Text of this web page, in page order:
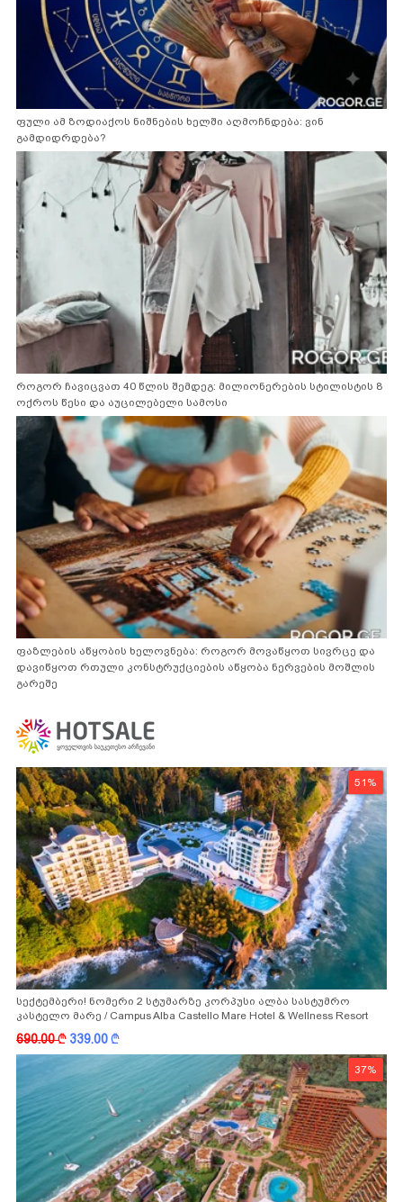
ფული ამ ზოდიაქოს ნიშნების ხელში აღმოჩნდება: ვინ
გამდიდრდება?
როგორ ჩავიცვათ 40 წლის შემდეგ: მილიონერების სტილისტის 8
ოქროს წესი და აუცილებელი სამოსი
ფაზლების აწყობის ხელოვნება: როგორ მოვაწყოთ სივრცე და
დავიწყოთ რთული კონსტრუქციების აწყობა ნერვების მოშლის
გარეშე
51%
სექტემბერი! ნომერი 2 სტუმარზე კორპუსი ალბა სასტუმრო
კასტელო მარე / Campus Alba Castello Mare Hotel & Wellness Resort
-სგან!
690.00k 339.00k
37%